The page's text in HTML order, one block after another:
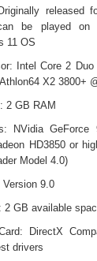
released
be played on
11 OS
Intel Core 2
X2 3800+
2 GB RAM
NVidia GeForce
HD3850 or
Model 4.0)
Version 9.0
2 GB available
DirectX
drivers